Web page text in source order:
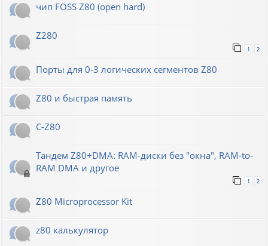
чип FOSS Z80 (open hard)
Z280
1 2
Порты для 0-3 логических сегментов Z80
Z80 и быстрая память
C-Z80
Тандем Z80+DMA: RAM-диски без "окна", RAM-to-
RAM DMA и другое
1 2
Z80 Microprocessor Kit
z80 калькулятор